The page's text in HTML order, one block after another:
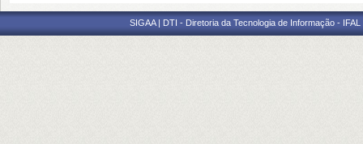
SIGAA | DTI - Diretoria da Tecnologia de Informação -